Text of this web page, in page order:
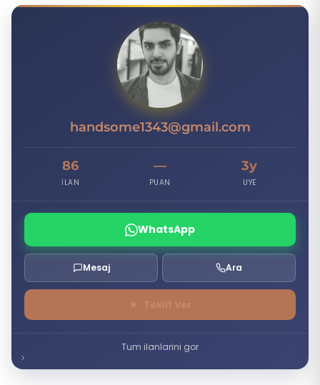
H
handsome1343@gmail.com
86
İLAN
—
PUAN
3y
UYE
WhatsApp
Mesaj Ara
Tum ilanlarini gor